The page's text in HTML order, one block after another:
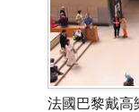
法國巴黎戴高